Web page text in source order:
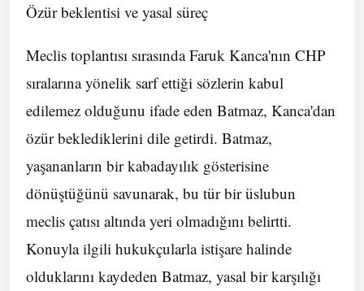
Özür beklentisi ve yasal süreç
Meclis toplantısı sırasında Faruk Kanca'nın CHP
sıralarına yönelik sarf ettiği sözlerin kabul
edilemez olduğunu ifade eden Batmaz, Kanca'dan
özür beklediklerini dile getirdi. Batmaz,
yaşananların bir kabadayılık gösterisine
dönüştüğünü savunarak, bu tür bir üslubun
meclis çatısı altında yeri olmadığını belirtti.
Konuyla ilgili hukukçularla istişare halinde
olduklarını kaydeden Batmaz, yasal bir karşılığı